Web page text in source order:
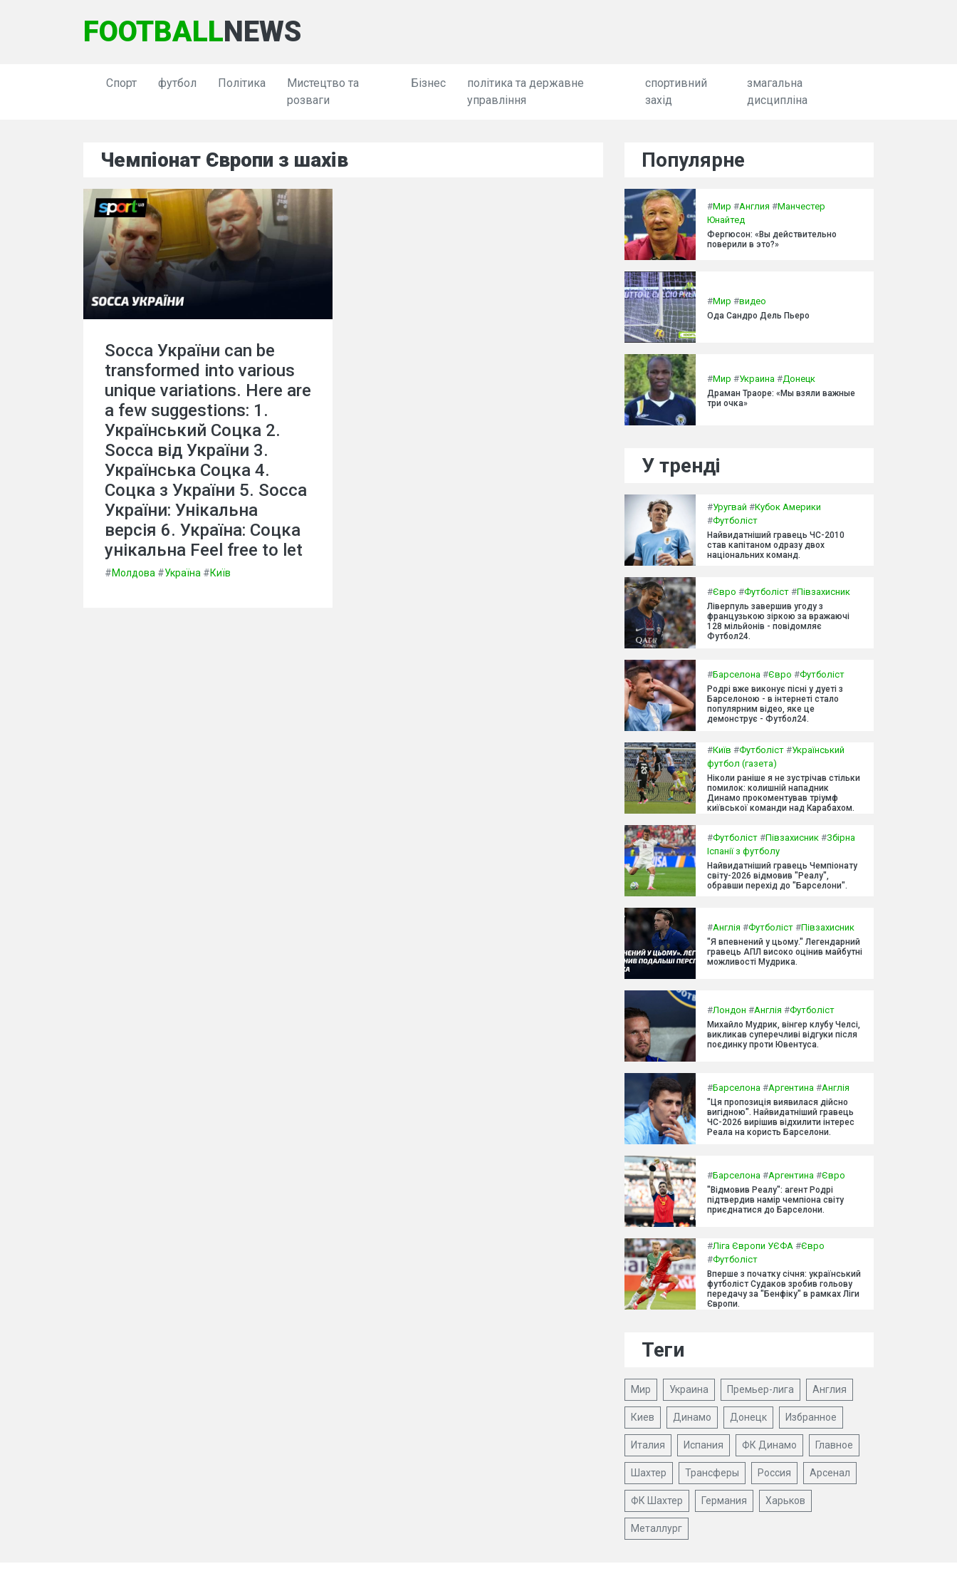
FOOTBALLNEWS
Спорт футбол Політика
Мистецтво та
розваги
Бізнес
політика та державне
управління
спортивний
захід
змагальна
дисципліна
Чемпіонат Європи з шахів
Socca України can be
transformed into various
unique variations. Here are
a few suggestions: 1.
Український Соцка 2.
Socca від України 3.
Українська Соцка 4.
Соцка з України 5. Socca
України: Унікальна
версія 6. Україна: Соцка
унікальна Feel free to let
#Молдова #Україна #Київ
Популярне
#Мир #Англия #Манчестер
Юнайтед
Фергюсон: «Вы действительно
поверили в это?»
#Мир #видео
Ода Сандро Дель Пьеро
#Мир #Украина #Донецк
Драман Траоре: «Мы взяли важные
три очка»
У тренді
#Уругвай #Кубок Америки
#Футболіст
Найвидатніший гравець ЧС-2010
став капітаном одразу двох
національних команд.
#Євро #Футболіст #Півзахисник
Ліверпуль завершив угоду з
французькою зіркою за вражаючі
128 мільйонів - повідомляє
Футбол24.
#Барселона #Євро #Футболіст
Родрі вже виконує пісні у дуеті з
Барселоною - в інтернеті стало
популярним відео, яке це
демонструє - Футбол24.
#Київ #Футболіст #Український
футбол (газета)
Ніколи раніше я не зустрічав стільки
помилок: колишній нападник
Динамо прокоментував тріумф
київської команди над Карабахом.
#Футболіст #Півзахисник #Збірна
Іспанії з футболу
Найвидатніший гравець Чемпіонату
світу-2026 відмовив "Реалу",
обравши перехід до "Барселони".
#Англія #Футболіст #Півзахисник
"Я впевнений у цьому." Легендарний
гравець АПЛ високо оцінив майбутні
можливості Мудрика.
#Лондон #Англія #Футболіст
Михайло Мудрик, вінгер клубу Челсі,
викликав суперечливі відгуки після
поєдинку проти Ювентуса.
#Барселона #Аргентина #Англія
"Ця пропозиція виявилася дійсно
вигідною". Найвидатніший гравець
ЧС-2026 вирішив відхилити інтерес
Реала на користь Барселони.
#Барселона #Аргентина #Євро
"Відмовив Реалу": агент Родрі
підтвердив намір чемпіона світу
приєднатися до Барселони.
#Ліга Європи УЄФА #Євро
#Футболіст
Вперше з початку січня: український
футболіст Судаков зробив гольову
передачу за "Бенфіку" в рамках Ліги
Європи.
Теги
Мир Украина Премьер-лига Англия
Киев Динамо Донецк Избранное
Италия Испания ФК Динамо Главное
Шахтер Трансферы Россия Арсенал
ФК Шахтер Германия Харьков
Металлург